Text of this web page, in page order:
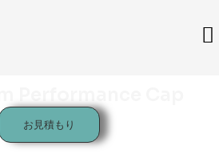
お見積もり